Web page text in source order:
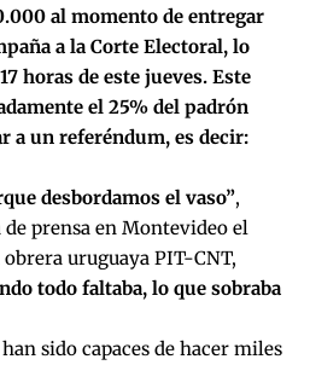
al momento de entregar
a la Corte Electoral, lo
horas de este jueves. Este
el 25% del padrón
a un referéndum, es decir:
desbordamos el vaso”,
prensa en Montevideo el
uruguaya PIT-CNT,
todo faltaba, lo que sobraba
sido capaces de hacer miles